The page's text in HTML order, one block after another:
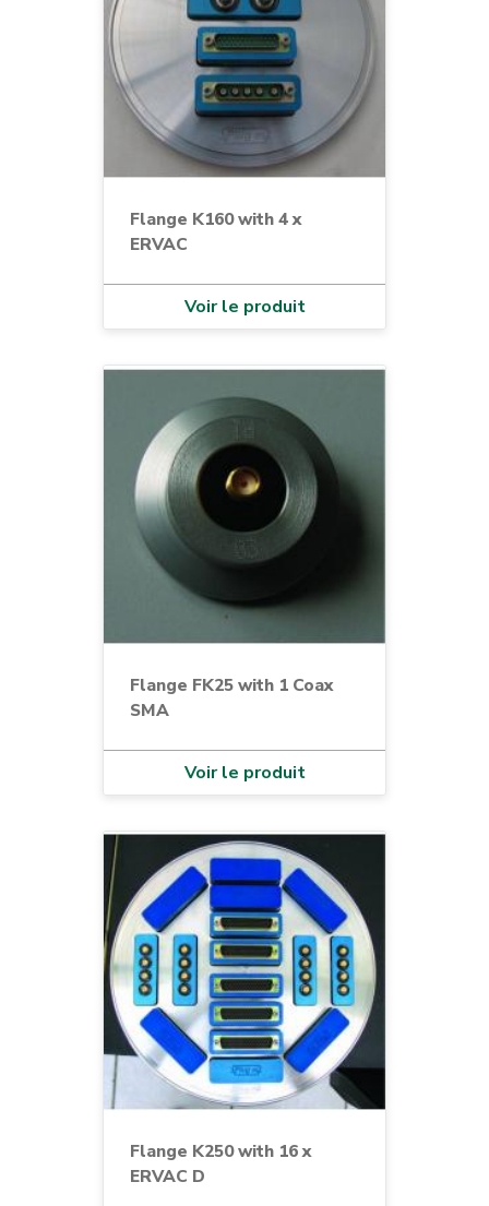
Flange K160 with 4 x
ERVAC
Voir le produit
Flange FK25 with 1 Coax
SMA
Voir le produit
Flange K250 with 16 x
ERVAC D